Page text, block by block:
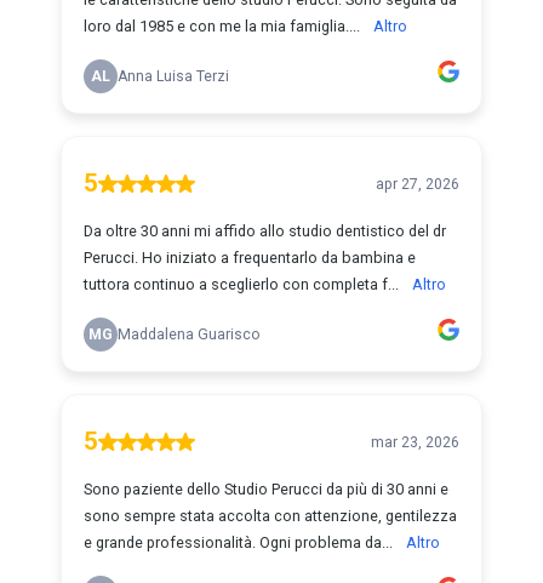
loro dal 1985 e con me la mia famiglia....
Altro
AL Anna Luisa Terzi
5 apr 27, 2026
Da oltre 30 anni mi affido allo studio dentistico del dr
Perucci. Ho iniziato a frequentarlo da bambina e
tuttora continuo a sceglierlo con completa f...
Altro
MG Maddalena Guarisco
5 mar 23, 2026
Sono paziente dello Studio Perucci da più di 30 anni e
sono sempre stata accolta con attenzione, gentilezza
e grande professionalità. Ogni problema da...
Altro